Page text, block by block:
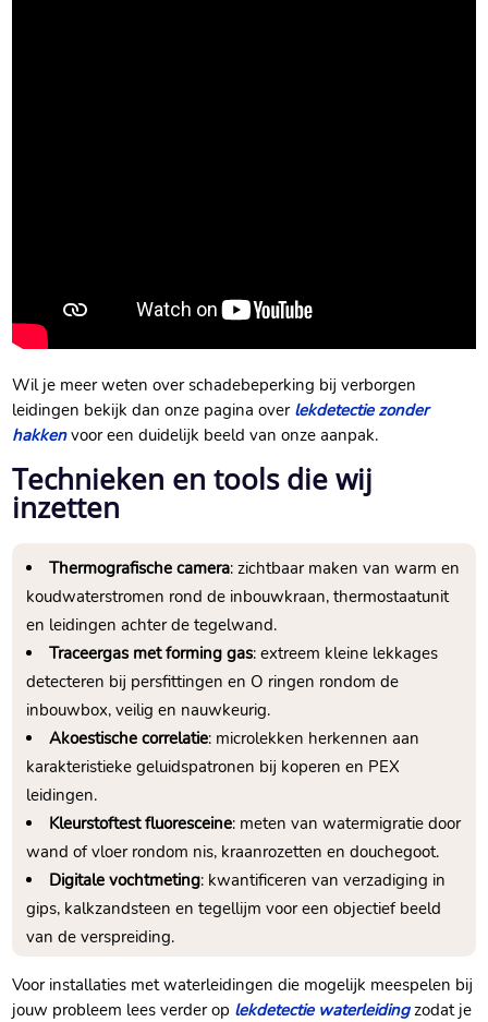
Wil je meer weten over schadebeperking bij verborgen
leidingen bekijk dan onze pagina over lekdetectie zonder
hakkenvoor een duidelijk beeld van onze aanpak.
Technieken en tools die wij
inzetten
Thermografische camera: zichtbaar maken van warm en
koudwaterstromen rond de inbouwkraan, thermostaatunit
en leidingen achter de tegelwand.
Traceergas met forming gas: extreem kleine lekkages
detecteren bij persfittingen en O ringen rondom de
inbouwbox, veilig en nauwkeurig.
Akoestische correlatie: microlekken herkennen aan
karakteristieke geluidspatronen bij koperen en PEX
leidingen.
Kleurstoftest fluoresceine: meten van watermigratie door
wand of vloer rondom nis, kraanrozetten en douchegoot.
Digitale vochtmeting: kwantificeren van verzadiging in
gips, kalkzandsteen en tegellijm voor een objectief beeld
van de verspreiding.
Voor installaties met waterleidingen die mogelijk meespelen bij
jouw probleem lees verder op lekdetectie waterleidingzodat je